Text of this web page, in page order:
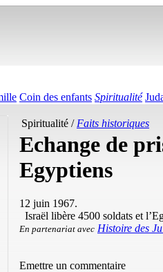
Coin des enfants Spiritualité
Spiritualité / Faits historiques
Echange de
Egyptiens
12 juin 1967.
Israël libère 4500 soldats et
En partenariat avec Histoire des
Emettre un commentaire